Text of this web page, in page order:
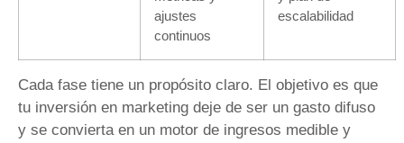
ajustes
continuos
escalabilidad
Cada fase tiene un propósito claro. El objetivo es que
tu inversión en marketing deje de ser un gasto difuso
y se convierta en un motor de ingresos medible y